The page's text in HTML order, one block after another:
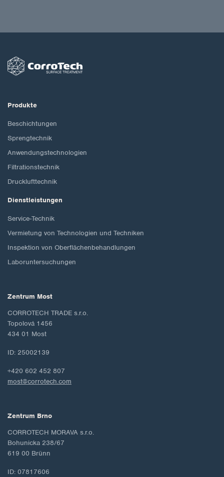
Produkte
Beschichtungen
Sprengtechnik
Anwendungstechnologien
Filtrationstechnik
Drucklufttechnik
Dienstleistungen
Service-Technik
Vermietung von Technologien und Techniken
Inspektion von Oberflächenbehandlungen
Laboruntersuchungen
Zentrum Most
CORROTECH TRADE s.r.o.
Topolová 1456
434 01 Most
ID: 25002139
+420 602 452 807
most@corrotech.com
Zentrum Brno
CORROTECH MORAVA s.r.o.
Bohunicka 238/67
619 00 Brünn
ID: 07817606